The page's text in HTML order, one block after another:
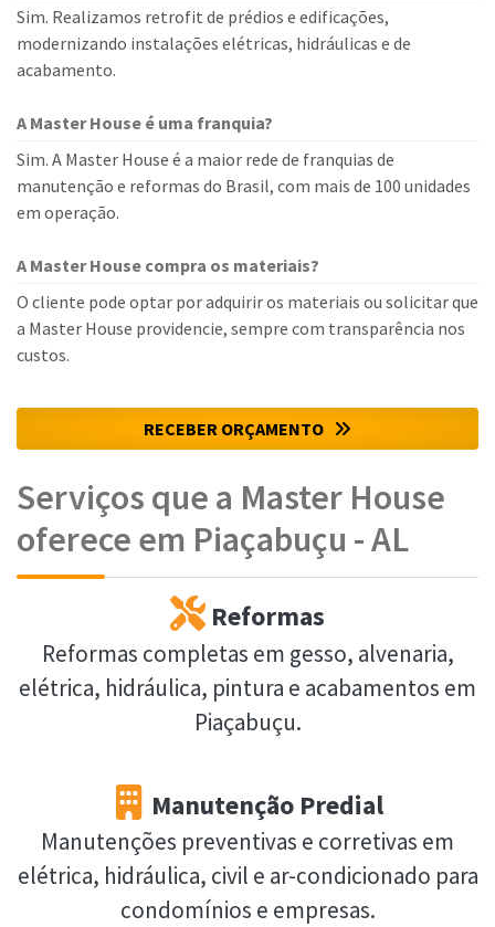
Sim. Realizamos retrofit de prédios e edificações,
modernizando instalações elétricas, hidráulicas e de
acabamento.
A Master House é uma franquia?
Sim. A Master House é a maior rede de franquias de
manutenção e reformas do Brasil, com mais de 100 unidades
em operação.
A Master House compra os materiais?
O cliente pode optar por adquirir os materiais ou solicitar que
a Master House providencie, sempre com transparência nos
custos.
RECEBER ORÇAMENTO
Serviços que a Master House
oferece em Piaçabuçu - AL
Reformas
Reformas completas em gesso, alvenaria,
elétrica, hidráulica, pintura e acabamentos em
Piaçabuçu.
Manutenção Predial
Manutenções preventivas e corretivas em
elétrica, hidráulica, civil e ar-condicionado para
condomínios e empresas.